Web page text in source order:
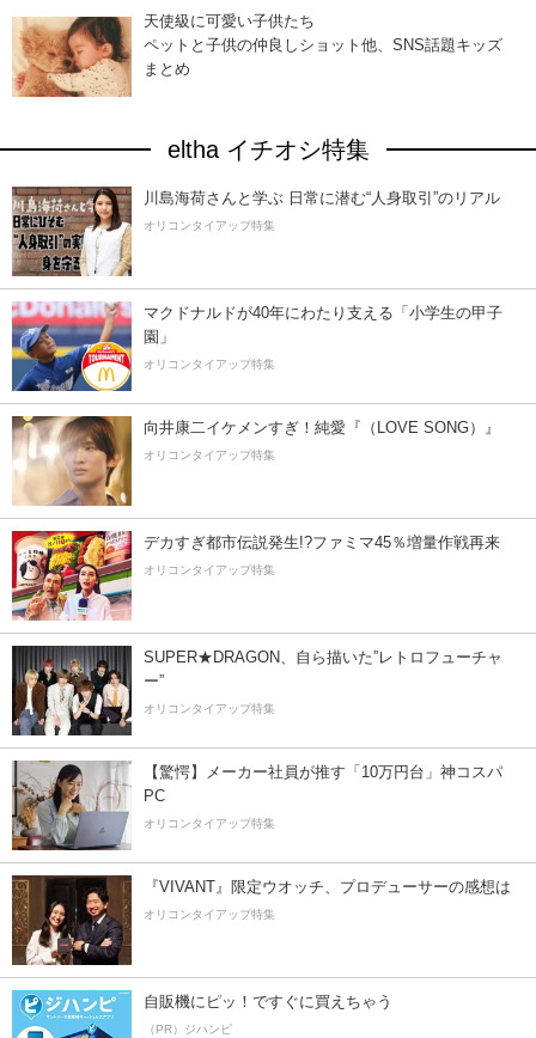
天使級に可愛い子供たち
ペットと子供の仲良しショット他、SNS話題キッズ
まとめ
eltha イチオシ特集
川島海荷さんと学ぶ 日常に潜む“人身取引”のリアル
オリコンタイアップ特集
マクドナルドが40年にわたり支える「小学生の甲子
園」
オリコンタイアップ特集
向井康二イケメンすぎ！純愛『（LOVE SONG）』
オリコンタイアップ特集
デカすぎ都市伝説発生!?ファミマ45％増量作戦再来
オリコンタイアップ特集
SUPER★DRAGON、自ら描いた”レトロフューチャ
ー”
オリコンタイアップ特集
【驚愕】メーカー社員が推す「10万円台」神コスパ
PC
オリコンタイアップ特集
『VIVANT』限定ウオッチ、プロデューサーの感想は
オリコンタイアップ特集
自販機にピッ！ですぐに買えちゃう
（PR）ジハンピ